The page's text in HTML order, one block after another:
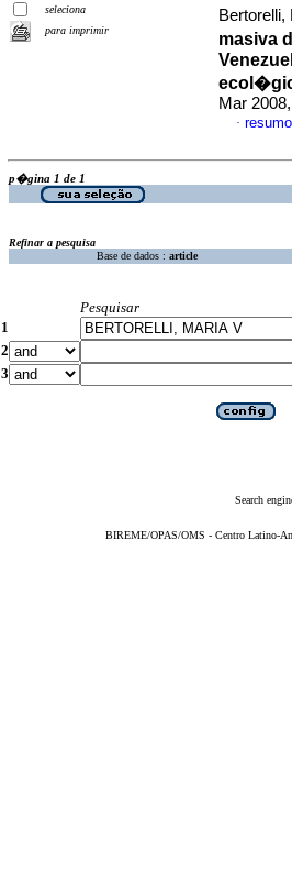
seleciona
para imprimir
masiva
Mar
·
p�gina 1 de 1
Refinar a pesquisa
Base de dados : article
Pesquisar
1
2
3
Search
BIREME/OPAS/OMS - Centro Latino-